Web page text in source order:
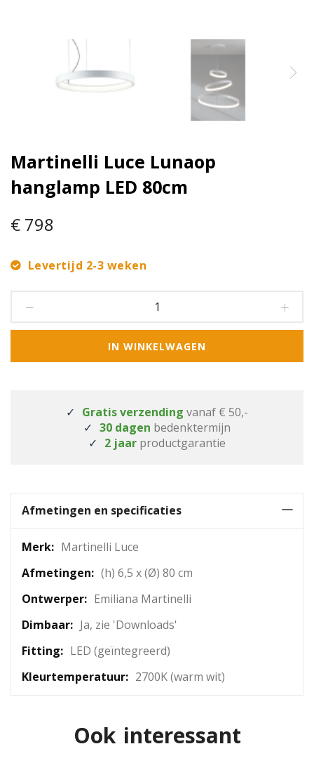
Martinelli Luce Lunaop
hanglamp LED 80cm
€ 798
Levertijd 2-3 weken
IN WINKELWAGEN
Gratis verzending vanaf € 50,-
30 dagen bedenktermijn
2 jaar productgarantie
Afmetingen en specificaties
Meer
Martinelli Luce
(h) 6,5 x (Ø) 80 cm
Emiliana Martinelli
Ja, zie 'Downloads'
LED (geïntegreerd)
2700K (warm wit)
Ook interessant